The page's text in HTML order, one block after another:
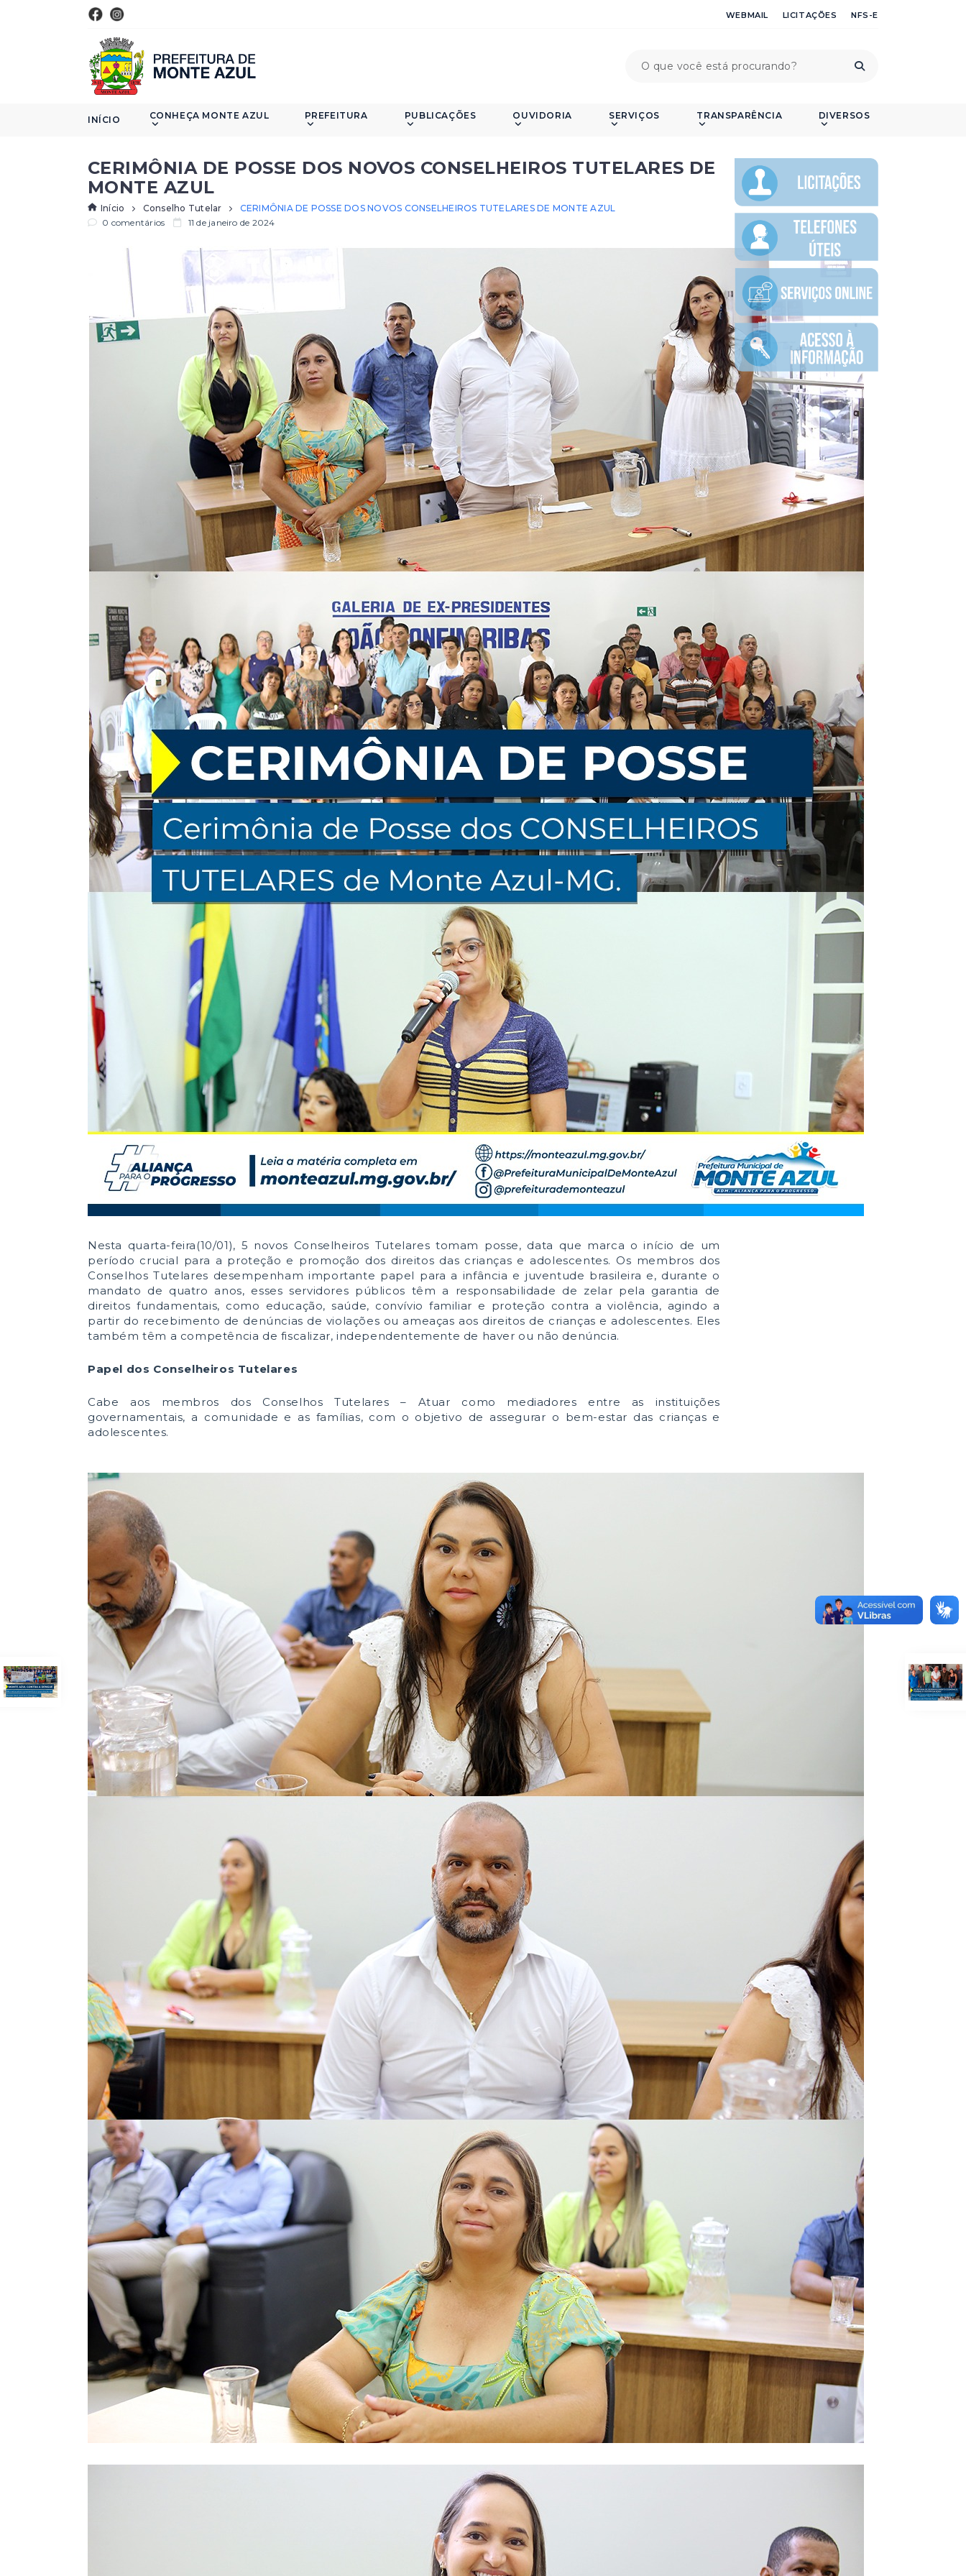
WEBMAIL LICITAÇÕES NFS-E
INÍCIO CONHEÇA MONTE AZUL PREFEITURA PUBLICAÇÕES OUVIDORIA SERVIÇOS TRANSPARÊNCIA DIVERSOS
CERIMÔNIA DE POSSE DOS NOVOS CONSELHEIROS TUTELARES DE
MONTE AZUL
Início Conselho Tutelar
CERIMÔNIA DE POSSE DOS NOVOS CONSELHEIROS TUTELARES DE MONTE AZUL
0 comentários
11 de janeiro de 2024
Nesta quarta-feira(10/01), 5 novos Conselheiros Tutelares tomam posse, data que marca o início de um
período crucial para a proteção e promoção dos direitos das crianças e adolescentes. Os membros dos
Conselhos Tutelares desempenham importante papel para a infância e juventude brasileira e, durante o
mandato de quatro anos, esses servidores públicos têm a responsabilidade de zelar pela garantia de
direitos fundamentais, como educação, saúde, convívio familiar e proteção contra a violência, agindo a
partir do recebimento de denúncias de violações ou ameaças aos direitos de crianças e adolescentes. Eles
também têm a competência de fiscalizar, independentemente de haver ou não denúncia.
Papel dos Conselheiros Tutelares
Cabe aos membros dos Conselhos Tutelares – Atuar como mediadores entre as instituições
governamentais, a comunidade e as famílias, com o objetivo de assegurar o bem-estar das crianças e
adolescentes.